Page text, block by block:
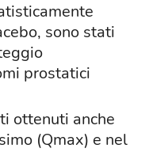
sono stati
prostatici
ottenuti anche
(Qmax) e nel